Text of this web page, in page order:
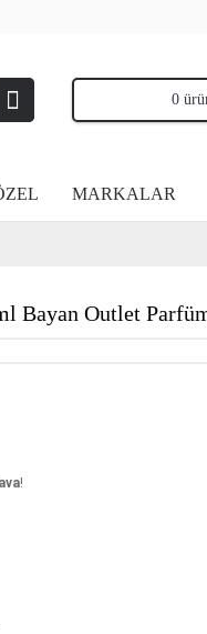
0
MARKALAR
Bayan Outlet
!